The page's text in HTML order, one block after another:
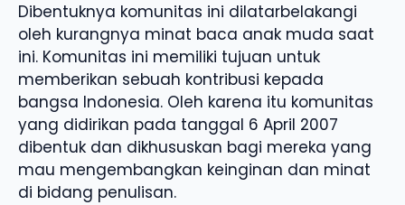
Dibentuknya komunitas ini dilatarbelakangi
oleh kurangnya minat baca anak muda saat
ini. Komunitas ini memiliki tujuan untuk
memberikan sebuah kontribusi kepada
bangsa Indonesia. Oleh karena itu komunitas
yang didirikan pada tanggal 6 April 2007
dibentuk dan dikhususkan bagi mereka yang
mau mengembangkan keinginan dan minat
di bidang penulisan.